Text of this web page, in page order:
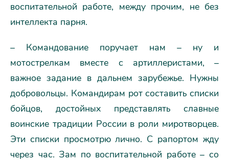
воспитательной работе, между прочим, не без
интеллекта парня.
– Командование поручает нам – ну и
мотострелкам вместе с артиллеристами, –
важное задание в дальнем зарубежье. Нужны
добровольцы. Командирам рот составить списки
бойцов, достойных представлять славные
воинские традиции России в роли миротворцев.
Эти списки просмотрю лично. С рапортом жду
через час. Зам по воспитательной работе – со